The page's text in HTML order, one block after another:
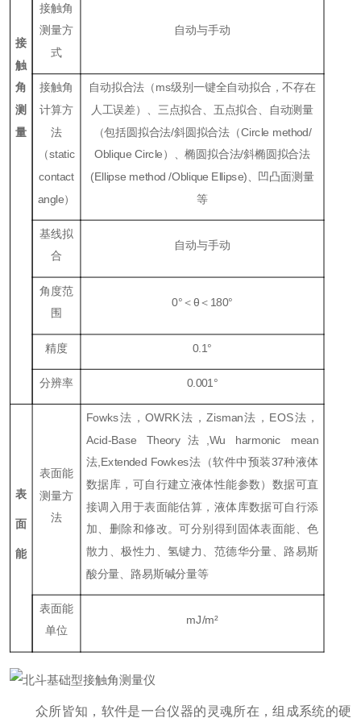
接
触
角
测
量
接触角
测量方
式
自动与手动
接触角
计算方
法
（static
contact
angle）
自动拟合法（ms级别一键全自动拟合，不存在
人工误差）、三点拟合、五点拟合、自动测量
（包括圆拟合法/斜圆拟合法（Circle method/
Oblique Circle）、椭圆拟合法/斜椭圆拟合法
(Ellipse method /Oblique Ellipse)、凹凸面测量
等
基线拟
合
自动与手动
角度范
围
0°＜θ＜180°
精度 0.1°
分辨率 0.001°
表
面
能
表面能
测量方
法
Fowks法，OWRK法，Zisman法，EOS法，
Acid-Base Theory法,Wu harmonic mean
法,Extended Fowkes法（软件中预装37种液体
数据库，可自行建立液体性能参数）数据可直
接调入用于表面能估算，液体库数据可自行添
加、删除和修改。可分别得到固体表面能、色
散力、极性力、氢键力、范德华分量、路易斯
酸分量、路易斯碱分量等
表面能
单位
mJ/m²
众所皆知，软件是一台仪器的灵魂所在，组成系统的硬